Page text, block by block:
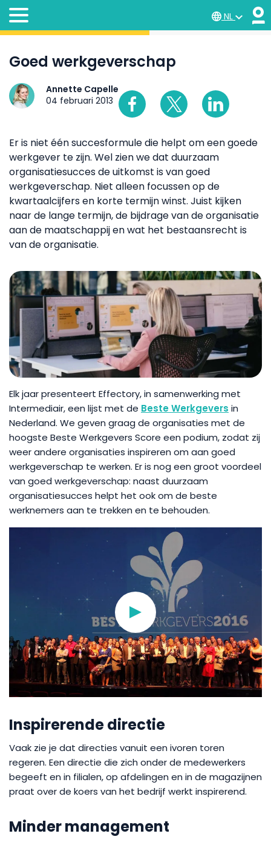
NL
Goed werkgeverschap
Annette Capelle
04 februari 2013
Er is niet één succesformule die helpt om een goede
werkgever te zijn. Wel zien we dat duurzaam
organisatiesucces de uitkomst is van goed
werkgeverschap. Niet alleen focussen op de
kwartaalcijfers en korte termijn winst. Juist kijken
naar de lange termijn, de bijdrage van de organisatie
aan de maatschappij en wat het bestaansrecht is
van de organisatie.
Elk jaar presenteert Effectory, in samenwerking met
Intermediair, een lijst met de Beste Werkgevers in
Nederland. We geven graag de organisaties met de
hoogste Beste Werkgevers Score een podium, zodat zij
weer andere organisaties inspireren om aan goed
werkgeverschap te werken. Er is nog een groot voordeel
van goed werkgeverschap: naast duurzaam
organisatiesucces helpt het ook om de beste
werknemers aan te trekken en te behouden.
Inspirerende directie
Vaak zie je dat directies vanuit een ivoren toren
regeren. Een directie die zich onder de medewerkers
begeeft en in filialen, op afdelingen en in de magazijnen
praat over de koers van het bedrijf werkt inspirerend.
Minder management